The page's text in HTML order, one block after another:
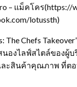
– แม็คโคร(https://
lotussth)
The Chefs
องไลฟ์สไตล์ของผู้
ละสินค้าคุณภาพ ที่ต